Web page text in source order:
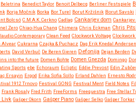
Beletrina Benedict Taylor Benoit Delbecq Berliner Festspiele
Borja Močnik Borka Bor Turel Borut Kržišnik Borut Savski
Bolcsó C.M.A.K. Cerkno Cadlag Cankarjev dom
Zero Chiao-Hua Chang Chimera Chris Eckman Chris
Contemporary Clean Feed Clockwork Voltage Clockwork
Alvear Cukrarna Czajka & Puchacz Dag Erik Knedal Andersen
David Verbuč De Beren Gieren Defonija Dejan Berden
into the future Domen Bohte Domen Gnezda Domingo
Sports ebe Echoraum Ecliptic Eddie Prevost Edin
Ersayin Ergod Erika Sofia Sollo Erland Dahlen Ernesto
1912 Trnovo Festival GONG Festival Ment Field Notes
Frank Rosaly Fred Frith FreeForms Freequestra Free Stellar
Livk Gašper Okorn Gašper Piano Gašper Selko Gašper Torkar